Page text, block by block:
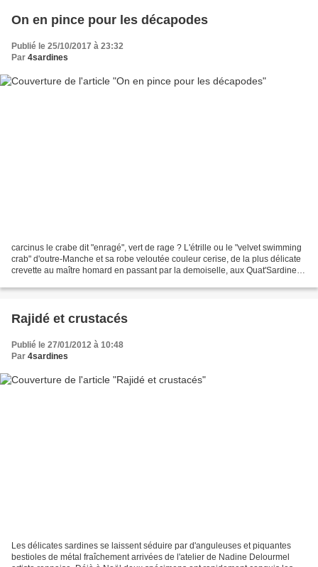
On en pince pour les décapodes
Publié le 25/10/2017 à 23:32
Par 4sardines
carcinus le crabe dit "enragé", vert de rage ? L'étrille ou le "velvet swimming
crab" d'outre-Manche et sa robe veloutée couleur cerise, de la plus délicate
crevette au maître homard en passant par la demoiselle, aux Quat'Sardines
Rajidé et crustacés
Publié le 27/01/2012 à 10:48
Par 4sardines
Les délicates sardines se laissent séduire par d'anguleuses et piquantes
bestioles de métal fraîchement arrivées de l'atelier de Nadine Delourmel